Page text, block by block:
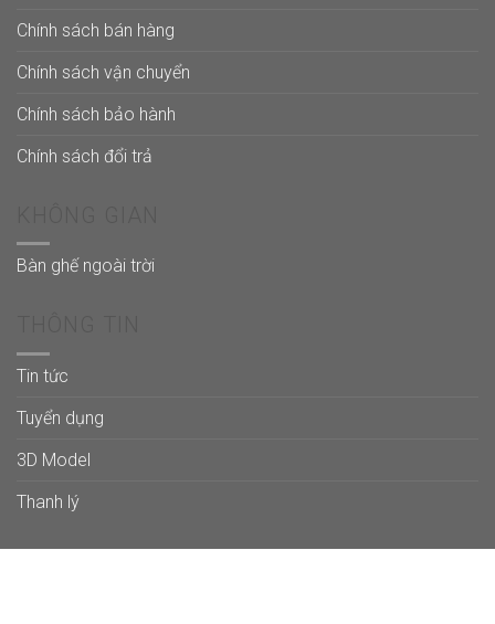
Chính sách bán hàng
Chính sách vận chuyển
Chính sách bảo hành
Chính sách đổi trả
Bàn ghế ngoài trời
Tin tức
Tuyển dụng
3D Model
Thanh lý